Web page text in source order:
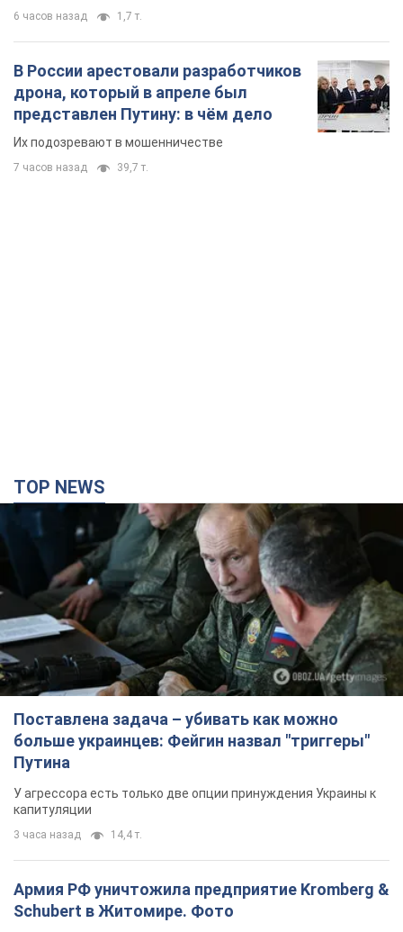
6 часов назад 1,7 т.
В России арестовали разработчиков
дрона, который в апреле был
представлен Путину: в чём дело
Их подозревают в мошенничестве
7 часов назад 39,7 т.
TOP NEWS
Поставлена задача – убивать как можно
больше украинцев: Фейгин назвал "триггеры"
Путина
У агрессора есть только две опции принуждения Украины к
капитуляции
3 часа назад 14,4 т.
Армия РФ уничтожила предприятие Kromberg &
Schubert в Житомире. Фото